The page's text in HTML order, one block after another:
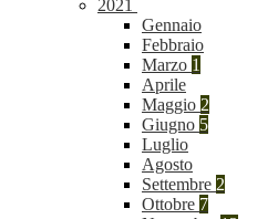
2021
Gennaio
Febbraio
Marzo 1
Aprile
Maggio 2
Giugno 5
Luglio
Agosto
Settembre 2
Ottobre 7